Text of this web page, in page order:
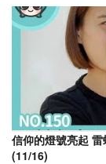
信仰的燈號亮起
(11/16)